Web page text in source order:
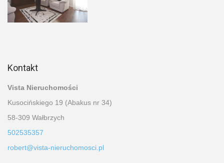
Kontakt
Vista Nieruchomości
Kusocińskiego 19 (Abakus nr 34)
58-309 Wałbrzych
502535357
robert@vista-nieruchomosci.pl